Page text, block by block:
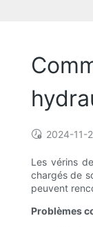
2024-11-
Les vérins
chargés de
peuvent
Problèmes